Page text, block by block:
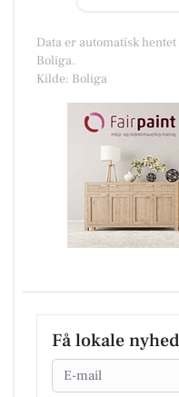
Data er automatisk
Boliga.
Kilde: Boliga
Få lokale
Email